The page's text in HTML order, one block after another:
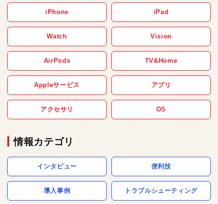
iPhone iPad
Watch Vision
AirPods TV&Home
Appleサービス アプリ
アクセサリ OS
情報カテゴリ
インタビュー 便利技
導入事例 トラブルシューティング